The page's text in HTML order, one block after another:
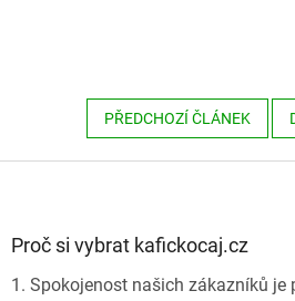
PŘEDCHOZÍ ČLÁNEK
Proč si vybrat kafickocaj.cz
1. Spokojenost našich zákazníků je